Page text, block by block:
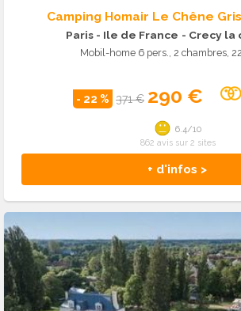
Camping Homair Le Chêne
Paris - Ile de France - Crecy la
Mobil-home 6 pers., 2 chambres,
- 22 % 371 € 290 €
+ d'infos >
6.4/10
862 avis sur 2 sites